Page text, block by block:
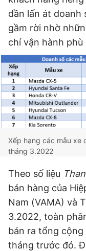
Tổng biên tập:
Phó tổng biên tập
Phó tổng biên tập:
Phó tổng biên tập:
Tổng thư ký tòa soạn:
Giấy phép xuất bản
© 2003-2026 Bản
chép dưới mọi hình
bản. Phát triển bởi ePi
dần lấn át doanh
gầm rời nhờ
chí vận hành
Xếp hạng các mẫu xe
tháng 3.2022
Theo số liệu
bán hàng của
Nam (VAMA) và
3.2022, toàn
bán ra tổng
tháng trước đó.